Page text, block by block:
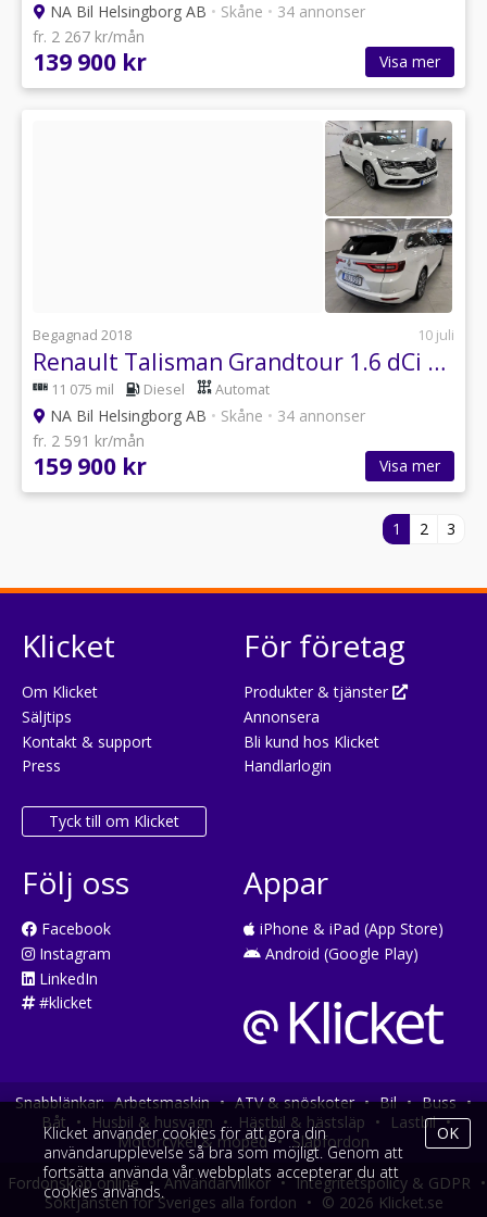
NA Bil Helsingborg AB • Skåne • 34 annonser
fr. 2 267 kr/mån
139 900 kr Visa mer
Begagnad 2018 10 juli
Renault Talisman Grandtour 1.6 dCi EDC, 160hk
11 075 mil Diesel Automat
NA Bil Helsingborg AB • Skåne • 34 annonser
fr. 2 591 kr/mån
159 900 kr Visa mer
1 2 3
Klicket
Om Klicket
Säljtips
Kontakt & support
Press
Tyck till om Klicket
För företag
Produkter & tjänster
Annonsera
Bli kund hos Klicket
Handlarlogin
Följ oss
Facebook
Instagram
LinkedIn
#klicket
Appar
iPhone & iPad (App Store)
Android (Google Play)
Snabblänkar: Arbetsmaskin • ATV & snöskoter • Bil • Buss •
Båt • Husbil & husvagn • Hästbil & hästsläp • Lastbil •
Motorcykel & moped • Släpfordon
Fordonsköp online • Användarvillkor • Integritetspolicy & GDPR •
Söktjänsten för Sveriges alla fordon • © 2026 Klicket.se
Klicket använder cookies för att göra din
användarupplevelse så bra som möjligt. Genom att
fortsätta använda vår webbplats accepterar du att
cookies används.
OK